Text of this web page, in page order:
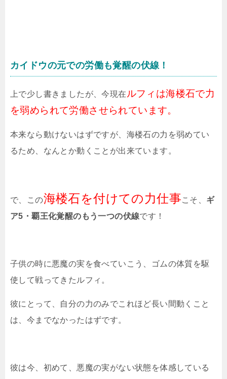
カイドウの元での労働も覚醒の伏線！
上で少し書きましたが、今現在ルフィは海楼石で力
を弱められて労働させられています。
本来なら動けないはずですが、海楼石の力を弱めてい
るため、なんとか動くことが出来ています。
で、この海楼石を付けての力仕事こそ、 ギ
ア5・覇王化覚醒のもう一つの伏線です！
子供の時に悪魔の実を食べていこう、ゴムの体質を駆
使して戦ってきたルフィ。
彼にとって、自分の力のみでこれほど長い間動くこと
は、今までなかったはずです。
彼は今、初めて、悪魔の実がない状態を体感している